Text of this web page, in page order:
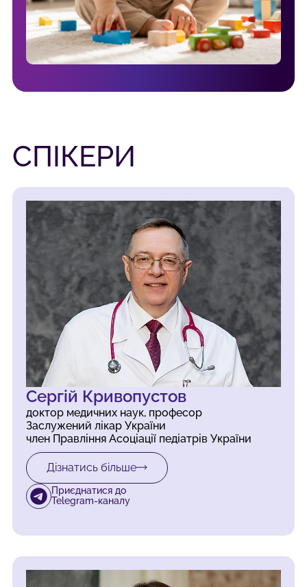
СПІКЕРИ
Сергій Кривопустов
доктор медичних наук, професор
Заслужений лікар України
член Правління Асоціації педіатрів України
Дізнатись більше
Приєднатися до
Telegram-каналу